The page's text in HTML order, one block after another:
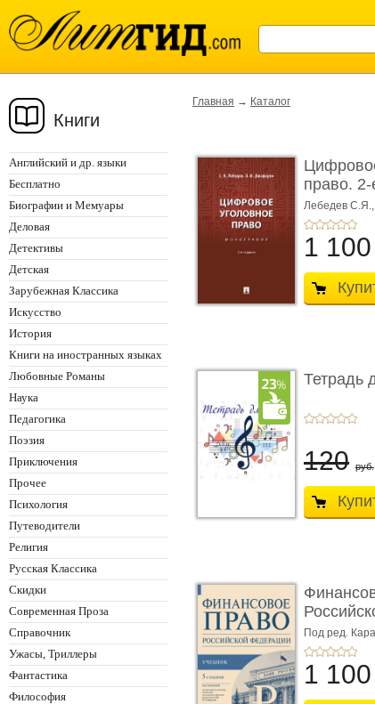
Книги
Английский и др. языки
Бесплатно
Биографии и Мемуары
Деловая
Детективы
Детская
Зарубежная Классика
Искусство
История
Книги на иностранных языках
Любовные Романы
Наука
Педагогика
Поэзия
Приключения
Прочее
Психология
Путеводители
Религия
Русская Классика
Скидки
Современная Проза
Справочник
Ужасы, Триллеры
Фантастика
Философия
Главная → Каталог
право.
Лебедев С.Я.,
1 100
Тетрадь
120 руб.
изд� ...
Под ред.
Красюкова А.В.
1 100